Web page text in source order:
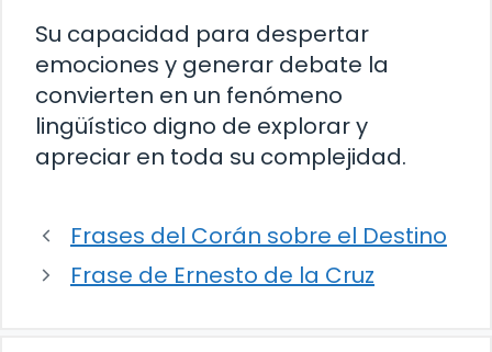
Su capacidad para despertar
emociones y generar debate la
convierten en un fenómeno
lingüístico digno de explorar y
apreciar en toda su complejidad.
Frases del Corán sobre el Destino
Frase de Ernesto de la Cruz